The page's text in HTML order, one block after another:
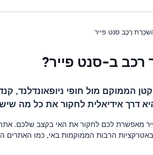
רֶכֶב סנט פייר
רכב ב-סנט פייר?
הממוקם מול חופי ניופאונדלנד,
דרך אידיאלית לחקור את כל מה
מאפשרת לכם לחקור את האי בקצב שלכם. אתה
הרבות הממוקמות באי, כמו האתרים